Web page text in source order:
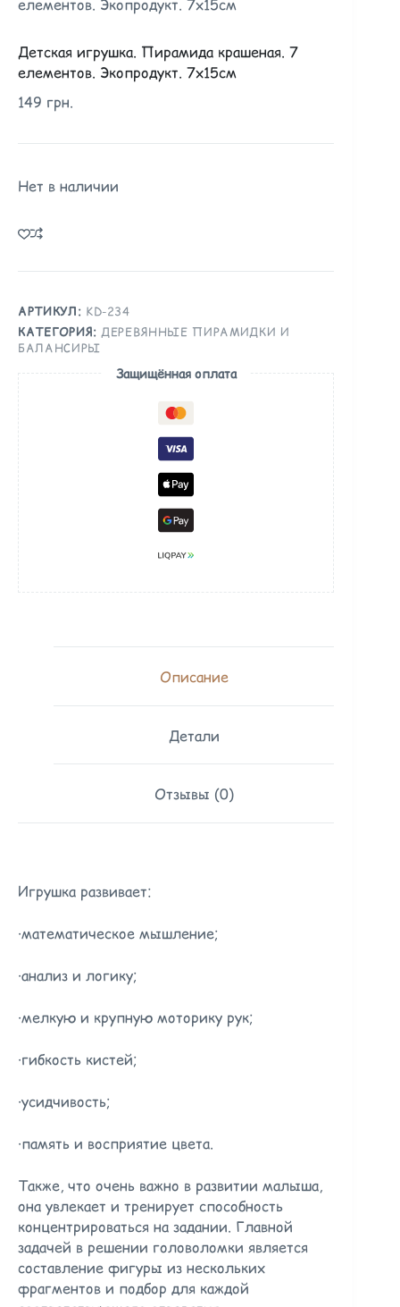
елементов. Экопродукт. 7х15см
Детская игрушка. Пирамида крашеная. 7
елементов. Экопродукт. 7х15см
149 грн.
Нет в наличии
АРТИКУЛ: KD-234
КАТЕГОРИЯ:ДЕРЕВЯННЫЕ ПИРАМИДКИ И
БАЛАНСИРЫ
Защищённая оплата
Описание
Детали
Отзывы (0)
Игрушка развивает:
·математическое мышление;
·анализ и логику;
·мелкую и крупную моторику рук;
·гибкость кистей;
·усидчивость;
·память и восприятие цвета.
Также, что очень важно в развитии малыша,
она увлекает и тренирует способность
концентрироваться на задании. Главной
задачей в решении головоломки является
составление фигуры из нескольких
фрагментов и подбор для каждой